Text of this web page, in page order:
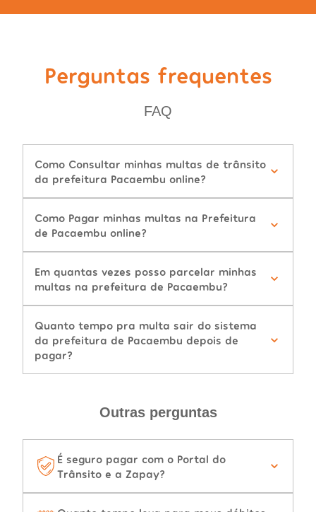
Perguntas frequentes
FAQ
Como Consultar minhas multas de trânsito
da prefeitura Pacaembu online?
Como Pagar minhas multas na Prefeitura
de Pacaembu online?
Em quantas vezes posso parcelar minhas
multas na prefeitura de Pacaembu?
Quanto tempo pra multa sair do sistema
da prefeitura de Pacaembu depois de
pagar?
Outras perguntas
É seguro pagar com o Portal do
Trânsito e a Zapay?